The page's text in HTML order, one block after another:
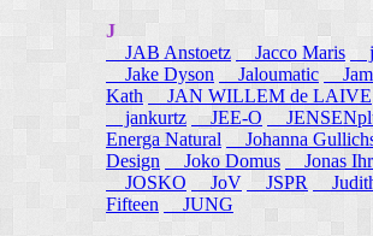
J
JAB Anstoetz
Jacco Maris
Jake Dyson
Jaloumatic
Kath
JAN WILLEM de LAIVE
jankurtz JEE-O
Energa Natural
Johanna
Design
Joko Domus Jonas
JOSKO
JoV JSPR
Fifteen
JUNG